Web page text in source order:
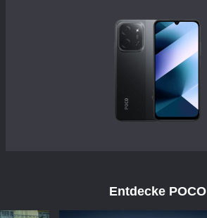
Entdecke POCO